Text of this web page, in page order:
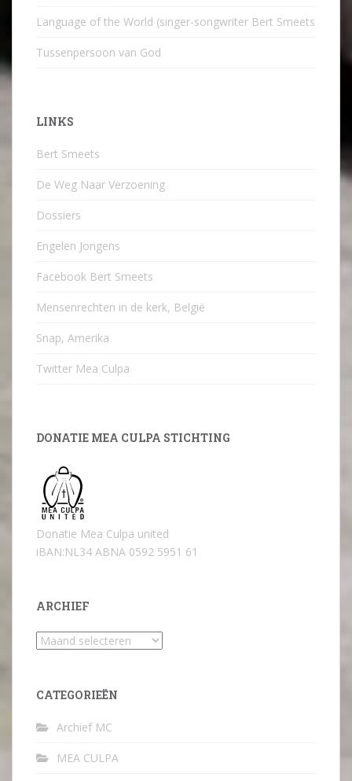
Language of the World (singer-songwriter Bert Smeets
Tussenpersoon van God
LINKS
Bert Smeets
De Weg Naar Verzoening
Dossiers
Engelen Jongens
Facebook Bert Smeets
Mensenrechten in de kerk, België
Snap, Amerika
Twitter Mea Culpa
DONATIE MEA CULPA STICHTING
Donatie Mea Culpa united
iBAN:NL34 ABNA 0592 5951 61
ARCHIEF
Archief
CATEGORIEËN
Archief MC
MEA CULPA